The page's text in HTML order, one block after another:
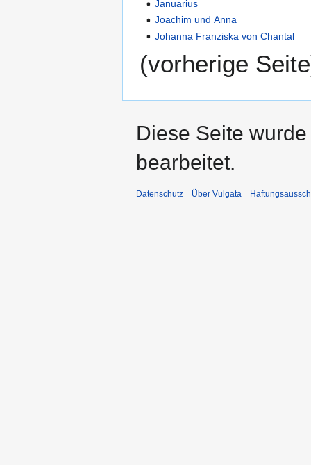
Januarius
Joachim und Anna
Johanna Franziska von Chantal
(vorherige
Diese Seite
bearbeitet.
Datenschutz Über Vulgata